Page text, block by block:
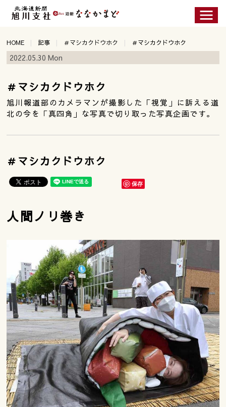
HOME 記事 ＃マシカクドウホク ＃マシカクドウホク
2022.05.30 Mon
＃マシカクドウホク
旭川報道部のカメラマンが撮影した「視覚」に訴える道
北の今を「真四角」な写真で切り取った写真企画です。
＃マシカクドウホク
保存
人間ノリ巻き